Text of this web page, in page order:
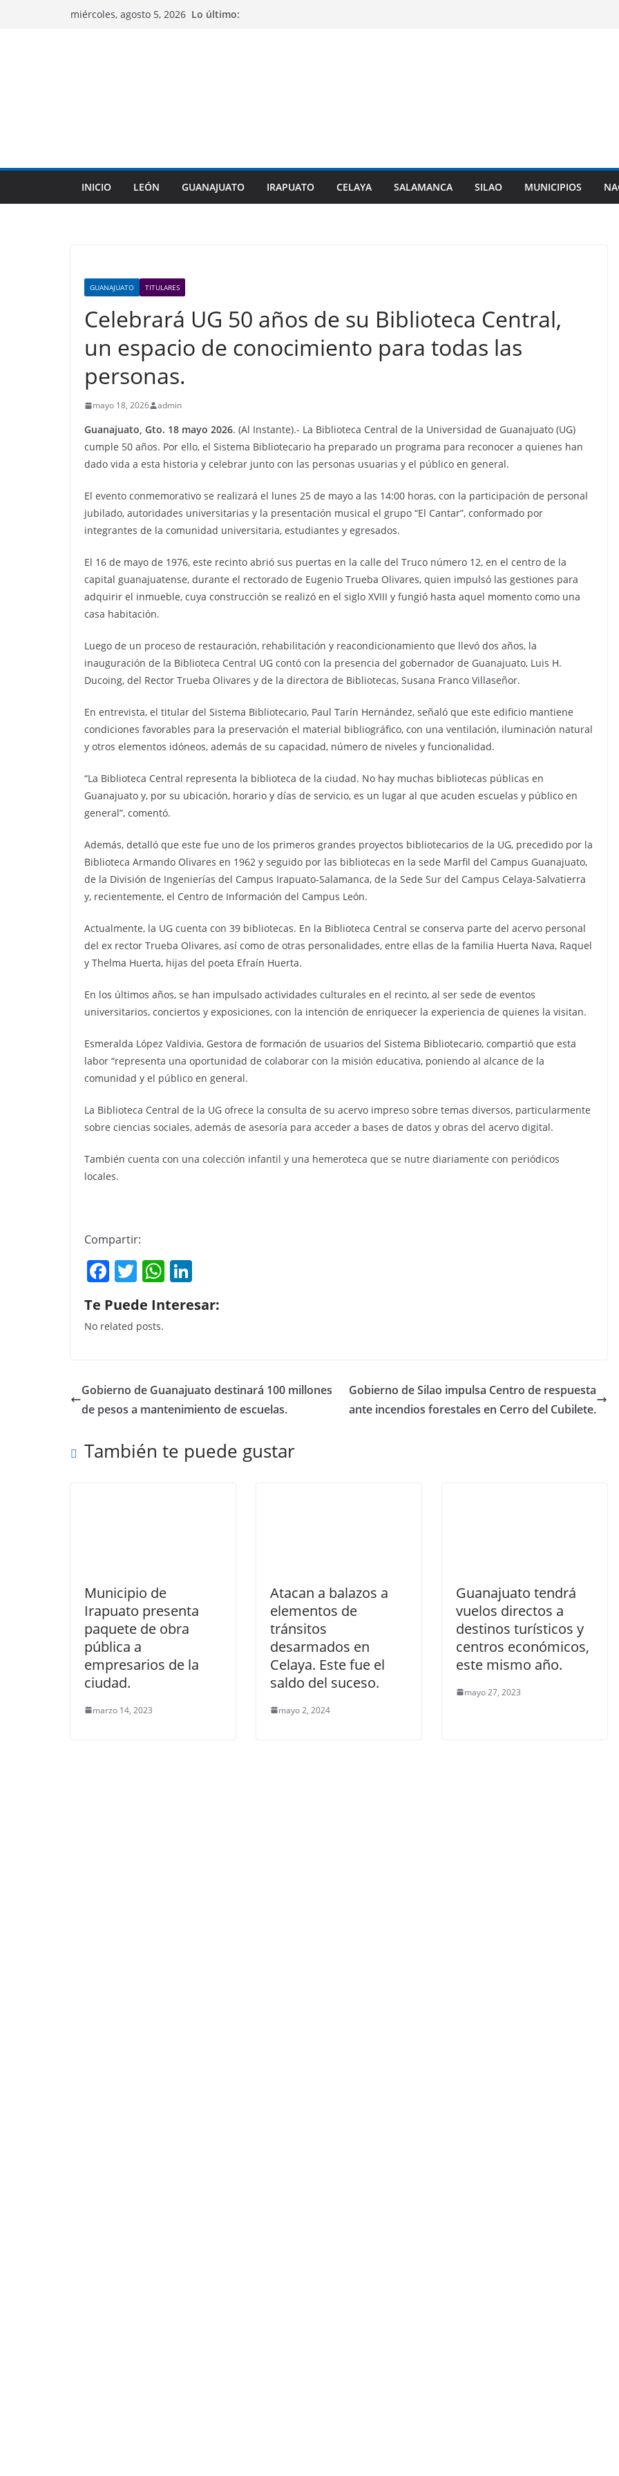
miércoles, agosto 5, 2026 Lo último:
INICIO LEÓN GUANAJUATO IRAPUATO CELAYA SALAMANCA SILAO MUNICIPIOS
GUANAJUATO TITULARES
Celebrará UG 50 años de su Biblioteca Central,
un espacio de conocimiento para todas las
personas.
mayo 18, 2026 admin
Guanajuato, Gto. 18 mayo 2026. (Al Instante).- La Biblioteca Central de la Universidad de Guanajuato (UG)
cumple 50 años. Por ello, el Sistema Bibliotecario ha preparado un programa para reconocer a quienes han
dado vida a esta historia y celebrar junto con las personas usuarias y el público en general.
El evento conmemorativo se realizará el lunes 25 de mayo a las 14:00 horas, con la participación de personal
jubilado, autoridades universitarias y la presentación musical el grupo “El Cantar”, conformado por
integrantes de la comunidad universitaria, estudiantes y egresados.
El 16 de mayo de 1976, este recinto abrió sus puertas en la calle del Truco número 12, en el centro de la
capital guanajuatense, durante el rectorado de Eugenio Trueba Olivares, quien impulsó las gestiones para
adquirir el inmueble, cuya construcción se realizó en el siglo XVIII y fungió hasta aquel momento como una
casa habitación.
Luego de un proceso de restauración, rehabilitación y reacondicionamiento que llevó dos años, la
inauguración de la Biblioteca Central UG contó con la presencia del gobernador de Guanajuato, Luis H.
Ducoing, del Rector Trueba Olivares y de la directora de Bibliotecas, Susana Franco Villaseñor.
En entrevista, el titular del Sistema Bibliotecario, Paul Tarín Hernández, señaló que este edificio mantiene
condiciones favorables para la preservación el material bibliográfico, con una ventilación, iluminación natural
y otros elementos idóneos, además de su capacidad, número de niveles y funcionalidad.
“La Biblioteca Central representa la biblioteca de la ciudad. No hay muchas bibliotecas públicas en
Guanajuato y, por su ubicación, horario y días de servicio, es un lugar al que acuden escuelas y público en
general”, comentó.
Además, detalló que este fue uno de los primeros grandes proyectos bibliotecarios de la UG, precedido por la
Biblioteca Armando Olivares en 1962 y seguido por las bibliotecas en la sede Marfil del Campus Guanajuato,
de la División de Ingenierías del Campus Irapuato-Salamanca, de la Sede Sur del Campus Celaya-Salvatierra
y, recientemente, el Centro de Información del Campus León.
Actualmente, la UG cuenta con 39 bibliotecas. En la Biblioteca Central se conserva parte del acervo personal
del ex rector Trueba Olivares, así como de otras personalidades, entre ellas de la familia Huerta Nava, Raquel
y Thelma Huerta, hijas del poeta Efraín Huerta.
En los últimos años, se han impulsado actividades culturales en el recinto, al ser sede de eventos
universitarios, conciertos y exposiciones, con la intención de enriquecer la experiencia de quienes la visitan.
Esmeralda López Valdivia, Gestora de formación de usuarios del Sistema Bibliotecario, compartió que esta
labor “representa una oportunidad de colaborar con la misión educativa, poniendo al alcance de la
comunidad y el público en general.
La Biblioteca Central de la UG ofrece la consulta de su acervo impreso sobre temas diversos, particularmente
sobre ciencias sociales, además de asesoría para acceder a bases de datos y obras del acervo digital.
También cuenta con una colección infantil y una hemeroteca que se nutre diariamente con periódicos
locales.
Compartir:
F
a
c
e
o
o
T
w
itt
er
W
h
at
p
p
k
n
Te Puede Interesar:
No related posts.
Gobierno de Guanajuato destinará 100 millones
de pesos a mantenimiento de escuelas.
Gobierno de Silao impulsa Centro de respuesta
ante incendios forestales en Cerro del Cubilete.
También te puede gustar
Municipio de
Irapuato presenta
paquete de obra
pública a
empresarios de la
ciudad.
marzo 14, 2023
Atacan a balazos a
elementos de
tránsitos
desarmados en
Celaya. Este fue el
saldo del suceso.
mayo 2, 2024
Guanajuato tendrá
vuelos directos a
destinos turísticos y
centros económicos,
este mismo año.
mayo 27, 2023